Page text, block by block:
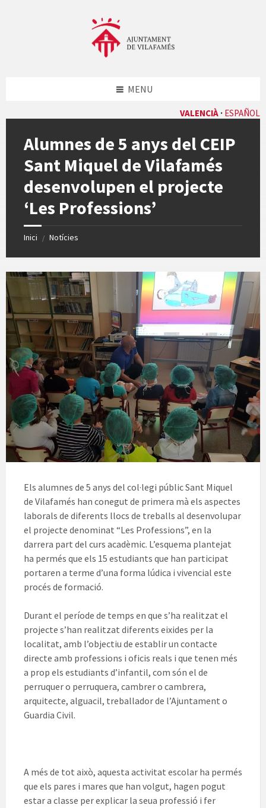
VALENCIÀ ESPAÑOL
MENU
Alumnes de 5 anys del CEIP
Sant Miquel de Vilafamés
desenvolupen el projecte
‘Les Professions’
Inici / Notícies
Els alumnes de 5 anys del col·legi públic Sant Miquel
de Vilafamés han conegut de primera mà els aspectes
laborals de diferents llocs de treballs al desenvolupar
el projecte denominat “Les Professions”, en la
darrera part del curs acadèmic. L’esquema plantejat
ha permés que els 15 estudiants que han participat
portaren a terme d’una forma lúdica i vivencial este
procés de formació.
Durant el període de temps en que s’ha realitzat el
projecte s’han realitzat diferents eixides per la
localitat, amb l’objectiu de establir un contacte
directe amb professions i oficis reals i que tenen més
a prop els estudiants d’infantil, com són el de
perruquer o perruquera, cambrer o cambrera,
arquitecte, alguacil, treballador de l’Ajuntament o
Guardia Civil.
A més de tot això, aquesta activitat escolar ha permés
que els pares i mares que han volgut, hagen pogut
estar a classe per explicar la seua professió i fer